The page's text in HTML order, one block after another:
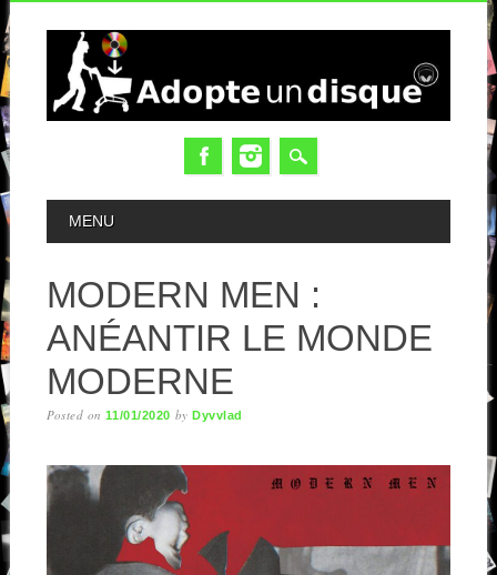
MAIN MENU
MENU
MODERN MEN :
ANÉANTIR LE MONDE
MODERNE
Posted on11/01/2020 byDyvvlad